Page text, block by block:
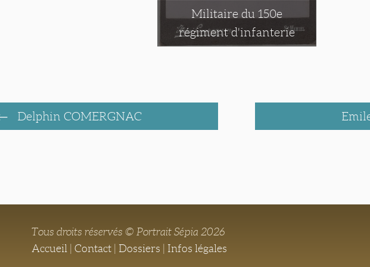
Militaire du 150e
régiment d'infanterie
Delphin COMERGNAC
Tous droits réservés © Portrait Sépia 2026
Accueil
|Contact Dossiers Infos légales